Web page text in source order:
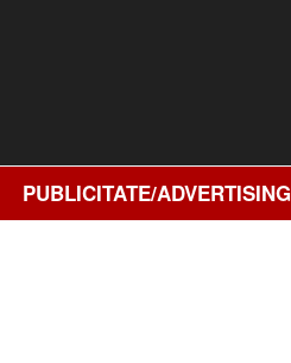
PUBLICITATE/ADVERTISING